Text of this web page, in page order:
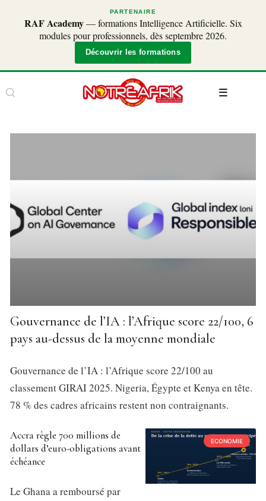
PARTENAIRE
RAF Academy— formations Intelligence Artificielle. Six
modules pour professionnels, dès septembre 2026.
Découvrir les formations
Gouvernance de l’IA : l’Afrique score 22/100, 6
pays au-dessus de la moyenne mondiale
Gouvernance de l’IA : l’Afrique score 22/100 au
classement GIRAI 2025. Nigeria, Égypte et Kenya en tête.
78 % des cadres africains restent non contraignants.
ECONOMIE
Accra règle 700 millions de
dollars d’euro-obligations avant
échéance
Le Ghana a remboursé par